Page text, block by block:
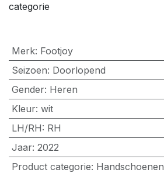
categorie
Merk: Footjoy
Seizoen: Doorlopend
Gender: Heren
Kleur: wit
LH/RH: RH
Jaar: 2022
Product categorie: Handschoenen